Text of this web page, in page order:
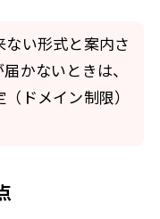
い形式と案内さ
かないときは、
ドメイン制限）